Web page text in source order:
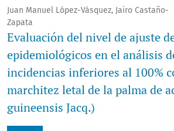
Juan Manuel López-Vásquez, Jairo Castaño-
Zapata
Evaluación del nivel de ajuste
epidemiológicos en el análisis
incidencias inferiores al 100%
marchitez letal de la palma de
guineensis Jacq.)